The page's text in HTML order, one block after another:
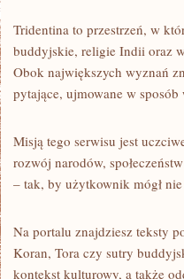
Tridentina to przestrzeń, w
buddyjskie, religie Indii oraz
Obok największych wyznań
pytające, ujmowane w sposób
Misją tego serwisu jest
rozwój narodów,
– tak, by użytkownik mógł
Na portalu znajdziesz teksty
Koran, Tora czy sutry
kontekst kulturowy, a także